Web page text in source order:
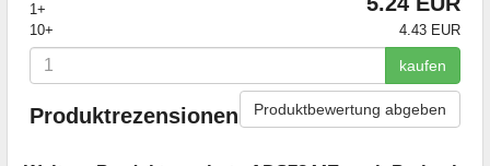
1+
10+ 4.43 EUR
kaufen
Produktrezensionen Produktbewertung abgeben